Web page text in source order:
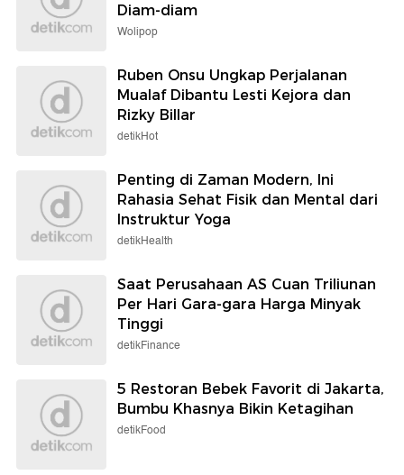
Diam-diam
Wolipop
Ruben Onsu Ungkap Perjalanan
Mualaf Dibantu Lesti Kejora dan
Rizky Billar
detikHot
Penting di Zaman Modern, Ini
Rahasia Sehat Fisik dan Mental dari
Instruktur Yoga
detikHealth
Saat Perusahaan AS Cuan Triliunan
Per Hari Gara-gara Harga Minyak
Tinggi
detikFinance
5 Restoran Bebek Favorit di Jakarta,
Bumbu Khasnya Bikin Ketagihan
detikFood